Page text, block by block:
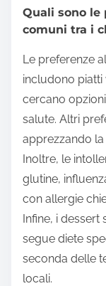
Quali sono le
comuni tra i
Le preferenze
includono piatti
cercano
salute. Altri
apprezzando la
Inoltre, le
glutine,
con allergie
Infine, i dessert
segue diete
seconda delle
locali.